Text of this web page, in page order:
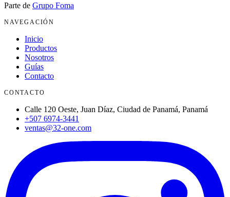
Parte de Grupo Foma
NAVEGACIÓN
Inicio
Productos
Nosotros
Guías
Contacto
CONTACTO
Calle 120 Oeste, Juan Díaz, Ciudad de Panamá, Panamá
+507 6974-3441
ventas@32-one.com